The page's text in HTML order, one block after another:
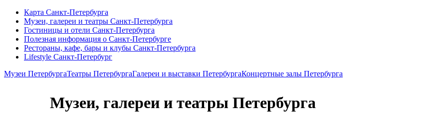
Карта Санкт-Петербурга
Музеи, галереи и театры Санкт-Петербурга
Гостиницы и отели Санкт-Петербурга
Полезная информация о Санкт-Петербурге
Рестораны, кафе, бары и клубы Санкт-Петербурга
Lifestyle Санкт-Петербург
Музеи ПетербургаТеатры ПетербургаГалереи и выставки ПетербургаКонцертные залы Петербурга
Музеи, галереи и театры Петербурга